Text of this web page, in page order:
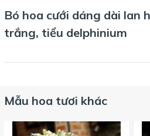
Bó hoa cưới dáng dài lan
trắng, tiểu delphinium
Mẫu hoa tươi khác